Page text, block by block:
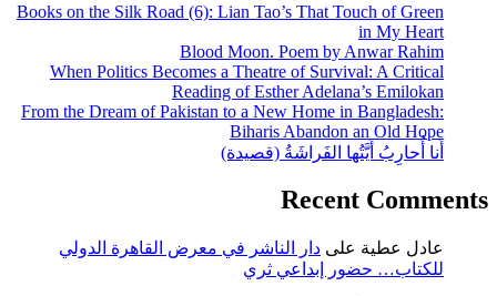
Books on the Silk Road (6): Lian Tao’s That Touch of Green
in My Heart
Blood Moon. Poem by Anwar Rahim
When Politics Becomes a Theatre of Survival: A Critical
Reading of Esther Adelana’s Emilokan
From the Dream of Pakistan to a New Home in Bangladesh:
Biharis Abandon an Old Hope
أَنا أُحارِبُ أَيَّتُها الفَراشَةُ (قصيدة)
Recent Comments
عادل عطية على دار الناشر في معرض القاهرة الدولي
للكتاب… حضور إبداعي ثري